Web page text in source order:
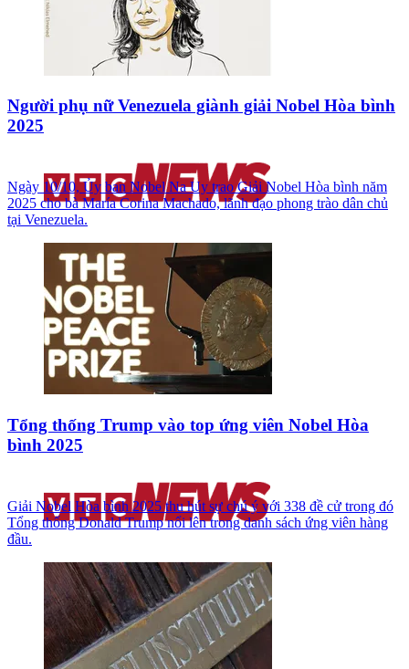
Người phụ nữ Venezuela giành giải Nobel Hòa bình
2025
Ngày 10/10, Ủy ban Nobel Na Uy trao Giải Nobel Hòa bình năm
2025 cho bà María Corina Machado, lãnh đạo phong trào dân chủ
tại Venezuela.
Tổng thống Trump vào top ứng viên Nobel Hòa
bình 2025
Giải Nobel Hòa bình 2025 thu hút sự chú ý với 338 đề cử trong đó
Tổng thống Donald Trump nổi lên trong danh sách ứng viên hàng
đầu.